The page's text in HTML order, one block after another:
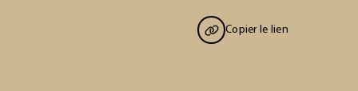
Copier le lien